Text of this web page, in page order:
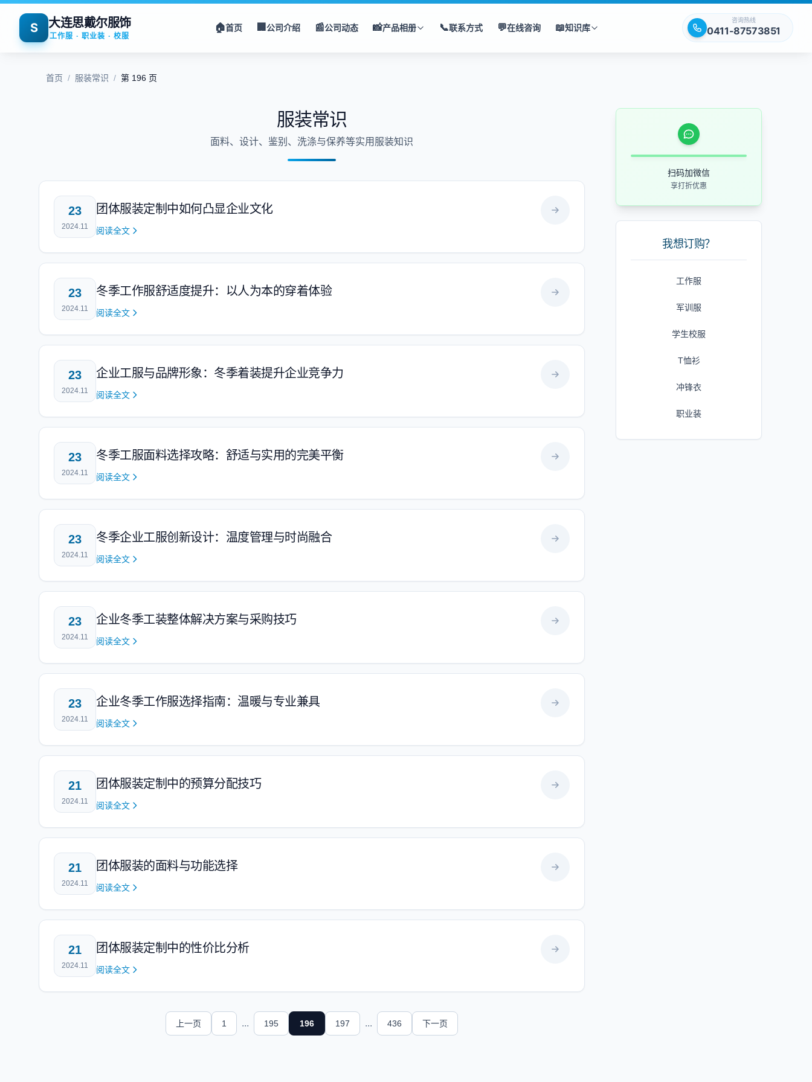
S 大连思戴尔服饰
工作服 · 职业装 · 校服
🏠首页 🏢公司介绍 📰公司动态 📸产品相册 📞联系方式 💬在线咨询 📖知识库
咨询热线
0411-87573851
首页 / 服装常识 / 第 196 页
服装常识
面料、设计、鉴别、洗涤与保养等实用服装知识
23
2024.11
团体服装定制中如何凸显企业文化
阅读全文
23
2024.11
冬季工作服舒适度提升：以人为本的穿着体验
阅读全文
23
2024.11
企业工服与品牌形象：冬季着装提升企业竞争力
阅读全文
23
2024.11
冬季工服面料选择攻略：舒适与实用的完美平衡
阅读全文
23
2024.11
冬季企业工服创新设计：温度管理与时尚融合
阅读全文
23
2024.11
企业冬季工装整体解决方案与采购技巧
阅读全文
23
2024.11
企业冬季工作服选择指南：温暖与专业兼具
阅读全文
21
2024.11
团体服装定制中的预算分配技巧
阅读全文
21
2024.11
团体服装的面料与功能选择
阅读全文
21
2024.11
团体服装定制中的性价比分析
阅读全文
上一页 1 ... 195 196 197 ... 436 下一页
扫码加微信
享打折优惠
我想订购？
工作服
军训服
学生校服
T恤衫
冲锋衣
职业装